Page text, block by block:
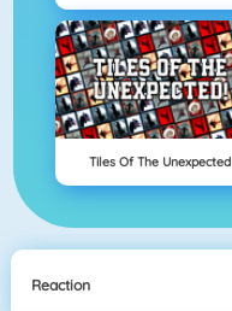
Tiles Of The Unexpected
Reaction